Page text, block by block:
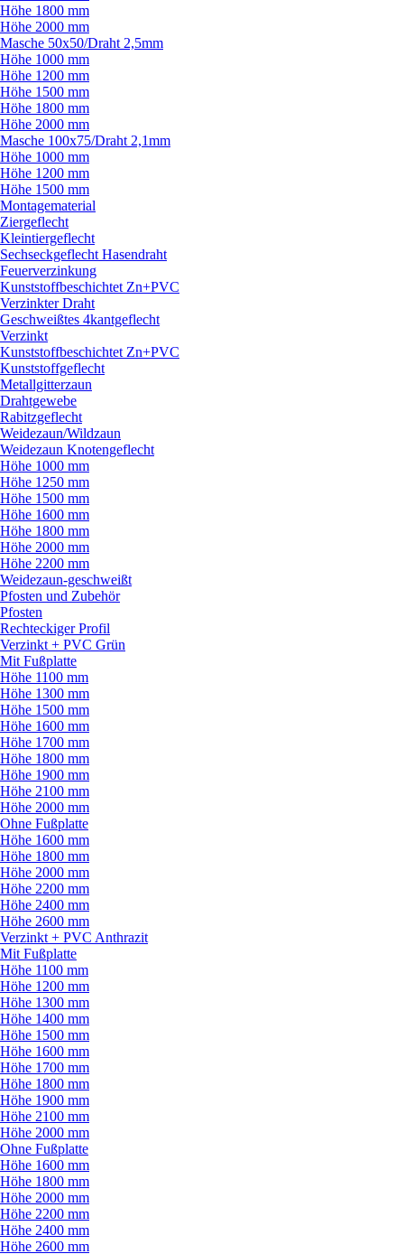
Höhe 1800 mm
Höhe 2000 mm
Masche 50x50/Draht 2,5mm
Höhe 1000 mm
Höhe 1200 mm
Höhe 1500 mm
Höhe 1800 mm
Höhe 2000 mm
Masche 100x75/Draht 2,1mm
Höhe 1000 mm
Höhe 1200 mm
Höhe 1500 mm
Montagematerial
Ziergeflecht
Kleintiergeflecht
Sechseckgeflecht Hasendraht
Feuerverzinkung
Kunststoffbeschichtet Zn+PVC
Verzinkter Draht
Geschweißtes 4kantgeflecht
Verzinkt
Kunststoffbeschichtet Zn+PVC
Kunststoffgeflecht
Metallgitterzaun
Drahtgewebe
Rabitzgeflecht
Weidezaun/Wildzaun
Weidezaun Knotengeflecht
Höhe 1000 mm
Höhe 1250 mm
Höhe 1500 mm
Höhe 1600 mm
Höhe 1800 mm
Höhe 2000 mm
Höhe 2200 mm
Weidezaun-geschweißt
Pfosten und Zubehör
Pfosten
Rechteckiger Profil
Verzinkt + PVC Grün
Mit Fußplatte
Höhe 1100 mm
Höhe 1300 mm
Höhe 1500 mm
Höhe 1600 mm
Höhe 1700 mm
Höhe 1800 mm
Höhe 1900 mm
Höhe 2100 mm
Höhe 2000 mm
Ohne Fußplatte
Höhe 1600 mm
Höhe 1800 mm
Höhe 2000 mm
Höhe 2200 mm
Höhe 2400 mm
Höhe 2600 mm
Verzinkt + PVC Anthrazit
Mit Fußplatte
Höhe 1100 mm
Höhe 1200 mm
Höhe 1300 mm
Höhe 1400 mm
Höhe 1500 mm
Höhe 1600 mm
Höhe 1700 mm
Höhe 1800 mm
Höhe 1900 mm
Höhe 2100 mm
Höhe 2000 mm
Ohne Fußplatte
Höhe 1600 mm
Höhe 1800 mm
Höhe 2000 mm
Höhe 2200 mm
Höhe 2400 mm
Höhe 2600 mm